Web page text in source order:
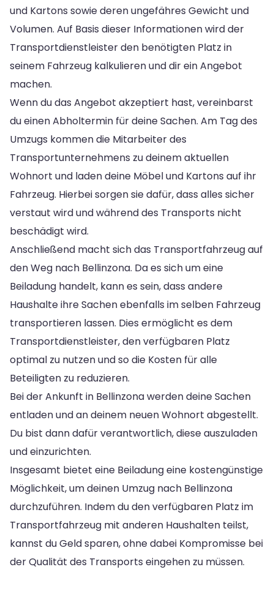
und Kartons sowie deren ungefähres Gewicht und
Volumen. Auf Basis dieser Informationen wird der
Transportdienstleister den benötigten Platz in
seinem Fahrzeug kalkulieren und dir ein Angebot
machen.
Wenn du das Angebot akzeptiert hast, vereinbarst
du einen Abholtermin für deine Sachen. Am Tag des
Umzugs kommen die Mitarbeiter des
Transportunternehmens zu deinem aktuellen
Wohnort und laden deine Möbel und Kartons auf ihr
Fahrzeug. Hierbei sorgen sie dafür, dass alles sicher
verstaut wird und während des Transports nicht
beschädigt wird.
Anschließend macht sich das Transportfahrzeug auf
den Weg nach Bellinzona. Da es sich um eine
Beiladung handelt, kann es sein, dass andere
Haushalte ihre Sachen ebenfalls im selben Fahrzeug
transportieren lassen. Dies ermöglicht es dem
Transportdienstleister, den verfügbaren Platz
optimal zu nutzen und so die Kosten für alle
Beteiligten zu reduzieren.
Bei der Ankunft in Bellinzona werden deine Sachen
entladen und an deinem neuen Wohnort abgestellt.
Du bist dann dafür verantwortlich, diese auszuladen
und einzurichten.
Insgesamt bietet eine Beiladung eine kostengünstige
Möglichkeit, um deinen Umzug nach Bellinzona
durchzuführen. Indem du den verfügbaren Platz im
Transportfahrzeug mit anderen Haushalten teilst,
kannst du Geld sparen, ohne dabei Kompromisse bei
der Qualität des Transports eingehen zu müssen.